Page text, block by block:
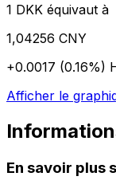
1 DKK équivaut à
1,04256 CNY
+0.0017 (0.16%)
Afficher le
En savoir plus